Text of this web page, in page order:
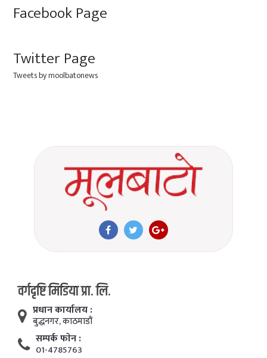
Facebook Page
Twitter Page
Tweets by moolbatonews
वर्गदृष्टि मिडिया प्रा. लि.
प्रधान कार्यालय :
बुद्धनगर, काठमाडाैं
सम्पर्क फाेन :
01-4785763